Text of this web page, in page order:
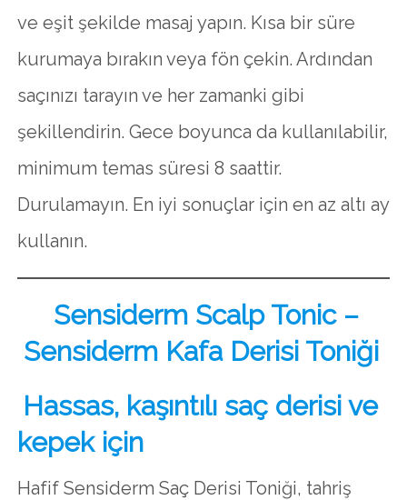
ve eşit şekilde masaj yapın. Kısa bir süre
kurumaya bırakın veya fön çekin. Ardından
saçınızı tarayın ve her zamanki gibi
şekillendirin. Gece boyunca da kullanılabilir,
minimum temas süresi 8 saattir.
Durulamayın. En iyi sonuçlar için en az altı ay
kullanın.
Sensiderm Scalp Tonic –
Sensiderm Kafa Derisi Toniği
Hassas, kaşıntılı saç derisi ve
kepek için
Hafif Sensiderm Saç Derisi Toniği, tahriş